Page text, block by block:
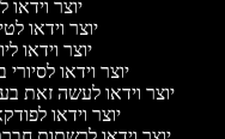
יוצר וידאו
יוצר וידאו
יוצר וידאו
יוצר וידאו
יוצר וידאו לעשה זאת
יוצר וידאו